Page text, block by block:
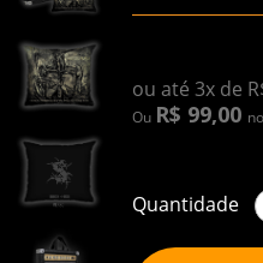
ou até 3x de
Ou R$ 99,00
Quantidade